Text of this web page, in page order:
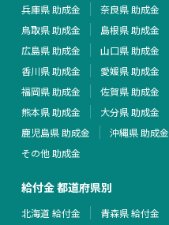
兵庫県 助成金
奈良県 助成金
鳥取県 助成金
島根県 助成金
広島県 助成金
山口県 助成金
香川県 助成金
愛媛県 助成金
福岡県 助成金
佐賀県 助成金
熊本県 助成金
大分県 助成金
鹿児島県 助成金
沖縄県 助成金
その他 助成金
給付金 都道府県別
北海道 給付金 青森県 給付金